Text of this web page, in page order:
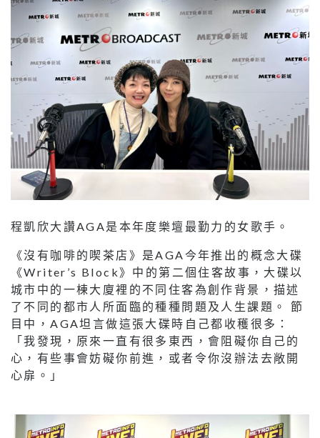
程凱欣大讚AGA是本年度樂壇最勤力的女歌手。
《沒有咖啡的喫茶店》是AGA今年推出的概念大碟
《Writer’s Block》中的第二個住客故事，大碟以
城市中的一棟大廈裡的不同住客為創作背景，描述
了不同的都市人所面臨的種種問題及人生課題。 節
目中，AGA坦言做這張大碟時自己都收穫很多：
「我發現，原來一直有很多東西，會阻礙你自己的
心，有些事會妨礙你前進，或者令你沒辦法去敞開
心扉。」